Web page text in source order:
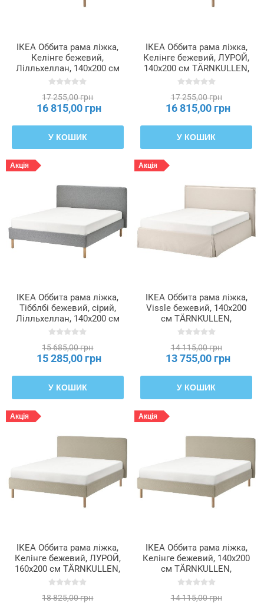
ІКЕА Оббита рама ліжка,
Келінге бежевий,
Лілльхеллан, 140x200 см
TÄRNKULLEN, 196.277.99
17 255,00 грн
16 815,00 грн
У КОШИК
ІКЕА Оббита рама ліжка,
Келінге бежевий, ЛУРОЙ,
140x200 см TÄRNKULLEN,
596.081.24
17 255,00 грн
16 815,00 грн
У КОШИК
Акція
ІКЕА Оббита рама ліжка,
Тібблбі бежевий, сірий,
Лілльхеллан, 140x200 см
TÄRNKULLEN, 596.277.64
15 685,00 грн
15 285,00 грн
У КОШИК
Акція
ІКЕА Оббита рама ліжка,
Vissle бежевий, 140x200
см TÄRNKULLEN,
695.692.21
14 115,00 грн
13 755,00 грн
У КОШИК
Акція
ІКЕА Оббита рама ліжка,
Келінге бежевий, ЛУРОЙ,
160x200 см TÄRNKULLEN,
696.081.28
18 825,00 грн
Акція
ІКЕА Оббита рама ліжка,
Келінге бежевий, 140x200
см TÄRNKULLEN,
696.081.33
14 115,00 грн